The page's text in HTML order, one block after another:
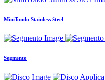
MiniTondo Stainless Steel
Segmento